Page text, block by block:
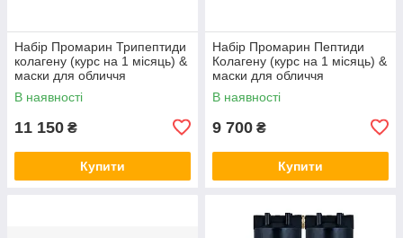
Набір Промарин Трипептиди
колагену (курс на 1 місяць) &
маски для обличчя
біоцелюлозні Skin Harmony
(5 саше)
В наявності
11 150 ₴
Купити
Набір Промарин Пептиди
Колагену (курс на 1 місяць) &
маски для обличчя
біоцелюлозні Hydro Boost (5
саше)
В наявності
9 700 ₴
Купити